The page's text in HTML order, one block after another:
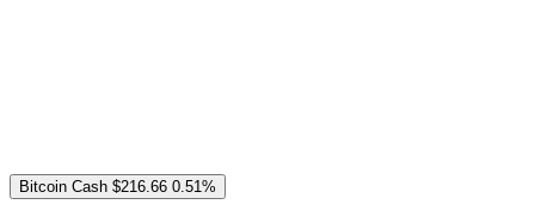
Bitcoin Cash $216.66 0.51%